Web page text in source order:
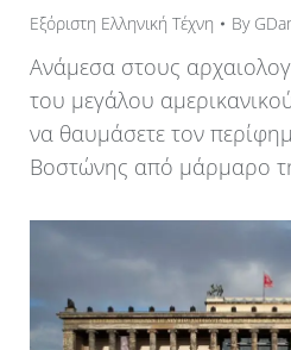
Εξόριστη Ελληνική Τέχνη By
Ανάμεσα στους
του μεγάλου
να θαυμάσετε τον
Βοστώνης από μάρμαρο